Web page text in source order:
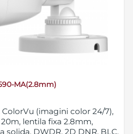
MA(2.8mm)
(imagini color 24/7),
lentila fixa 2.8mm,
solida, DWDR, 2D DNR, BLC,